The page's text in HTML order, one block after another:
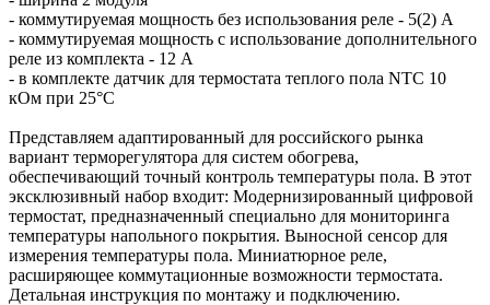
- коммутируемая мощность без использования реле - 5(2) А
- коммутируемая мощность с использование дополнительного
реле из комплекта - 12 А
- в комплекте датчик для термостата теплого пола NTC 10
кОм при 25°C
Представляем адаптированный для российского рынка
вариант терморегулятора для систем обогрева,
обеспечивающий точный контроль температуры пола. В этот
эксклюзивный набор входит: Модернизированный цифровой
термостат, предназначенный специально для мониторинга
температуры напольного покрытия. Выносной сенсор для
измерения температуры пола. Миниатюрное реле,
расширяющее коммутационные возможности термостата.
Детальная инструкция по монтажу и подключению.